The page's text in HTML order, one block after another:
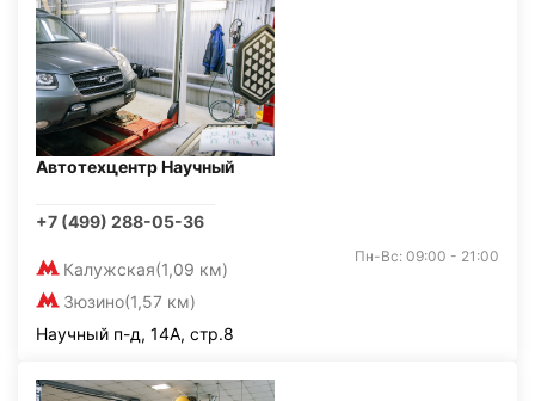
Автотехцентр Научный
+7 (499) 288-05-36
Калужская(1,09 км)
Зюзино(1,57 км)
Пн-Вс: 09:00 - 21:00
Научный п-д, 14А, стр.8